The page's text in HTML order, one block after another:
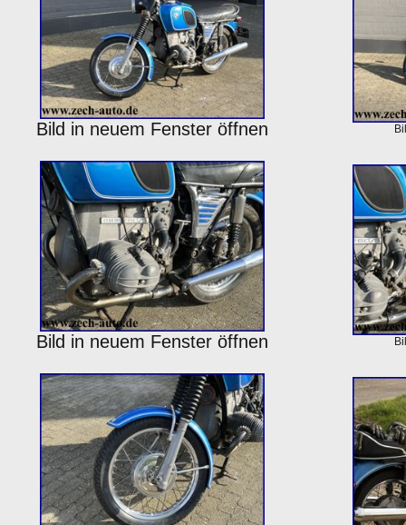
Bild in neuem Fenster öffnen
Bild in neuem Fenster öffnen